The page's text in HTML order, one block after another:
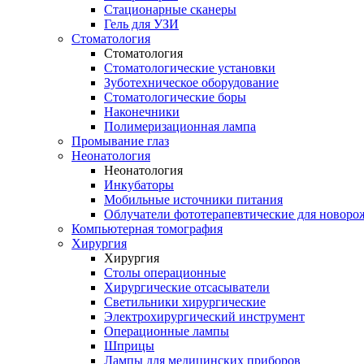
Стационарные сканеры
Гель для УЗИ
Стоматология
Стоматология
Стоматологические установки
Зуботехническое оборудование
Стоматологические боры
Наконечники
Полимеризационная лампа
Промывание глаз
Неонатология
Неонатология
Инкубаторы
Мобильные источники питания
Облучатели фототерапевтические для
Компьютерная томография
Хирургия
Хирургия
Столы операционные
Хирургические отсасыватели
Светильники хирургические
Электрохирургический инструмент
Операционные лампы
Шприцы
Лампы для медицинских приборов